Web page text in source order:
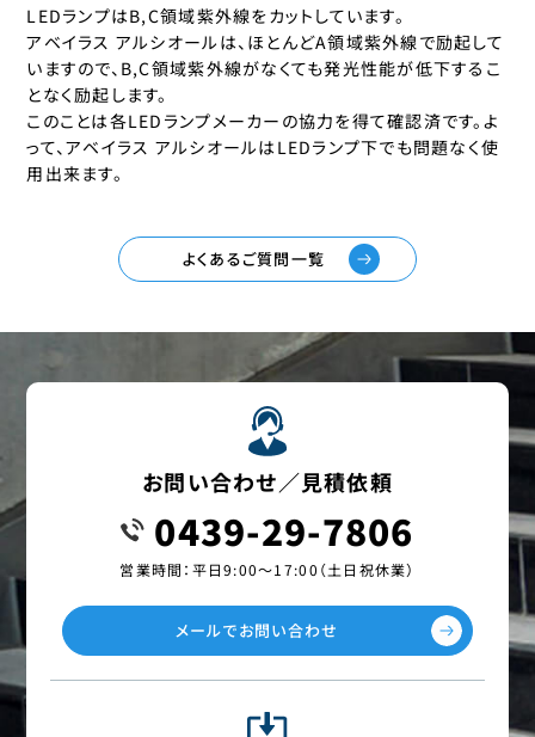
LEDランプはB,C領域紫外線をカットしています。
アベイラス アルシオールは、ほとんどA領域紫外線で励起して
いますので、B,C領域紫外線がなくても発光性能が低下するこ
となく励起します。
このことは各LEDランプメーカーの協力を得て確認済です。よ
って、アベイラス アルシオールはLEDランプ下でも問題なく使
用出来ます。
よくあるご質問一覧
お問い合わせ／見積依頼
0439-29-7806
営業時間：平日9:00〜17:00（土日祝休業）
メールでお問い合わせ